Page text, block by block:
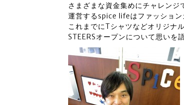
さまざまな資金集めにチャレンジ
運営するspice lifeはファッション
これまでにTシャツなどオリジナ
STEERSオープンについて思いを